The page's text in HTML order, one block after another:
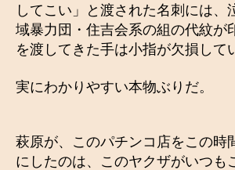
してこい」と渡された名刺には、
域暴力団・住吉会系の組の代紋が
を渡してきた手は小指が欠損して
実にわかりやすい本物ぶりだ。
萩原が、このパチンコ店をこの時
にしたのは、このヤクザがいつも